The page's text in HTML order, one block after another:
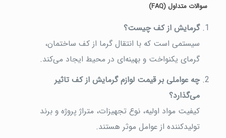
سوالات متداول (FAQ)
گرمایش از کف چیست؟
سیستمی است که با انتقال گرما از کف ساختمان،
گرمای یکنواخت و بهینه‌ای در محیط ایجاد می‌کند.
چه عواملی بر قیمت لوازم گرمایش از کف تاثیر
می‌گذارد؟
کیفیت مواد اولیه، نوع تجهیزات، متراژ پروژه و برند
تولیدکننده از عوامل موثر هستند.